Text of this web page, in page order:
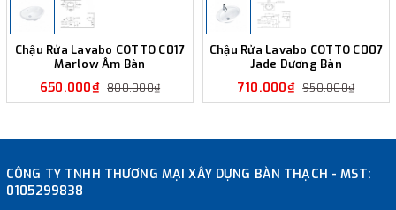
Chậu Rửa Lavabo COTTO C017
Marlow Âm Bàn
650.000₫ 800.000₫
Chậu Rửa Lavabo COTTO C007
Jade Dương Bàn
710.000₫ 950.000₫
CÔNG TY TNHH THƯƠNG MẠI XÂY DỰNG BÀN THẠCH - MST:
0105299838